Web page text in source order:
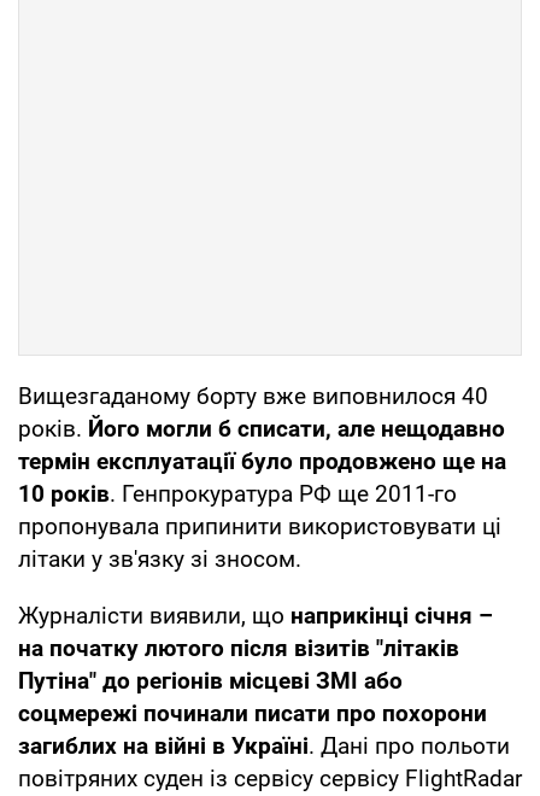
Вищезгаданому борту вже виповнилося 40
років. Його могли б списати, але нещодавно
термін експлуатації було продовжено ще на
10 років. Генпрокуратура РФ ще 2011-го
пропонувала припинити використовувати ці
літаки у зв'язку зі зносом.
Журналісти виявили, що наприкінці січня –
на початку лютого після візитів "літаків
Путіна" до регіонів місцеві ЗМІ або
соцмережі починали писати про похорони
загиблих на війні в Україні. Дані про польоти
повітряних суден із сервісу сервісу FlightRadar